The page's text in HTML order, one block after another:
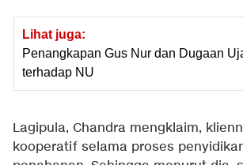
Lihat juga:
Penangkapan Gus Nur dan Dugaan
terhadap NU
Lagipula, Chandra mengklaim,
kooperatif selama proses